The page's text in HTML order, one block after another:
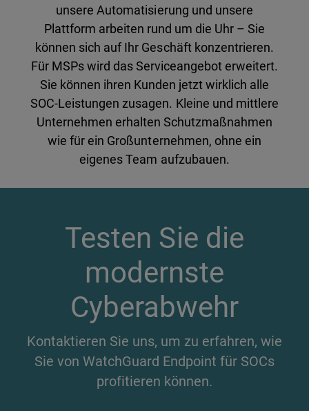
unsere Automatisierung und unsere
Plattform arbeiten rund um die Uhr – Sie
können sich auf Ihr Geschäft konzentrieren.
Für MSPs wird das Serviceangebot erweitert.
Sie können ihren Kunden jetzt wirklich alle
SOC-Leistungen zusagen. Kleine und mittlere
Unternehmen erhalten Schutzmaßnahmen
wie für ein Großunternehmen, ohne ein
eigenes Team aufzubauen.
Testen Sie die
modernste
Cyberabwehr
Kontaktieren Sie uns, um zu erfahren, wie
Sie von WatchGuard Endpoint für SOCs
profitieren können.